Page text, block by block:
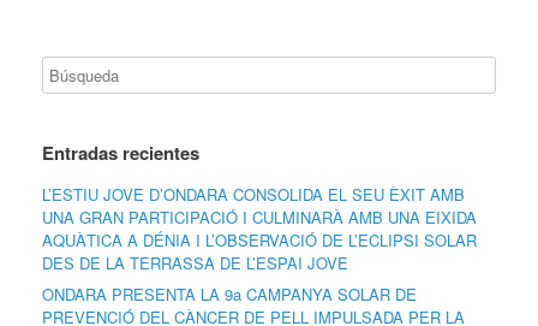
Entradas recientes
L’ESTIU JOVE D’ONDARA CONSOLIDA EL SEU ÈXIT AMB
UNA GRAN PARTICIPACIÓ I CULMINARÀ AMB UNA EIXIDA
AQUÀTICA A DÉNIA I L’OBSERVACIÓ DE L’ECLIPSI SOLAR
DES DE LA TERRASSA DE L’ESPAI JOVE
ONDARA PRESENTA LA 9a CAMPANYA SOLAR DE
PREVENCIÓ DEL CÀNCER DE PELL IMPULSADA PER LA